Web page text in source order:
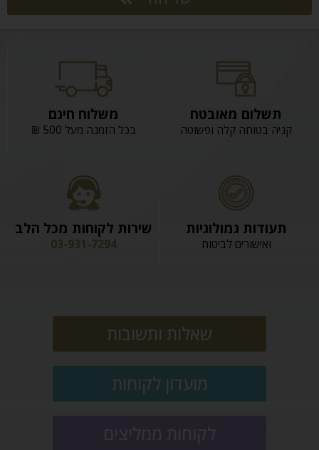
תשלום מאובטח
קניה בטוחה קלה ופשוטה
משלוח חינם
בכל הזמנה מעל 500 ₪
תעודות גמולוגיות
ואישורים לביטוח
שירות לקוחות מכל הלב
03-931-7294
שאלות ותשובות
מועדון לקוחות